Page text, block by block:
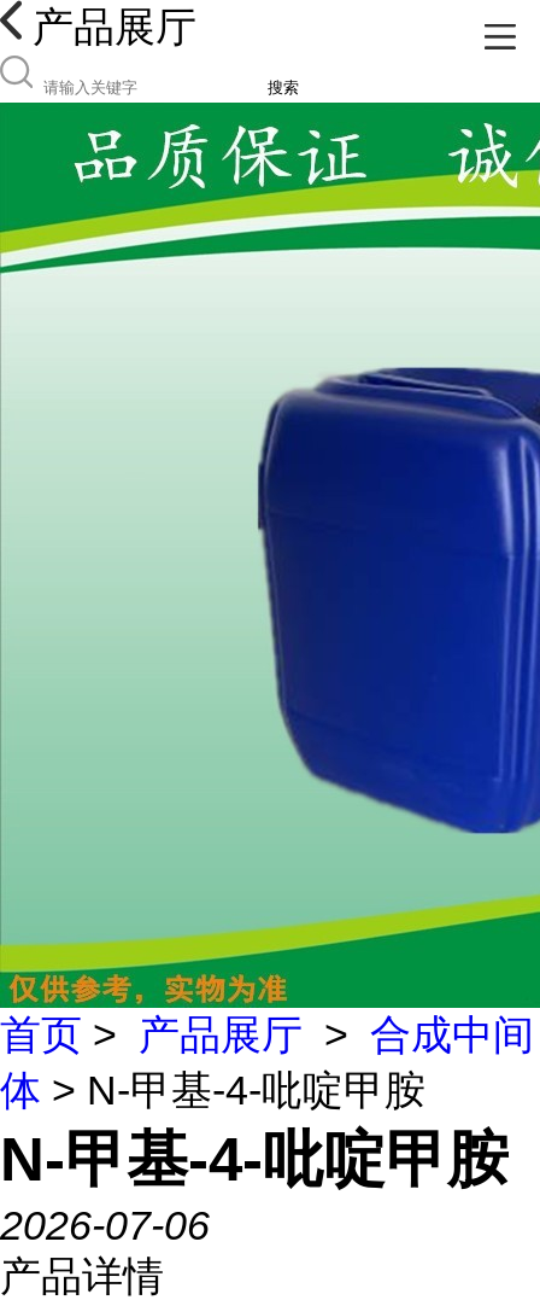
产品展厅
搜索
首页 > 产品展厅 > 合成中间
体 > N-甲基-4-吡啶甲胺
N-甲基-4-吡啶甲胺
2026-07-06
产品详情